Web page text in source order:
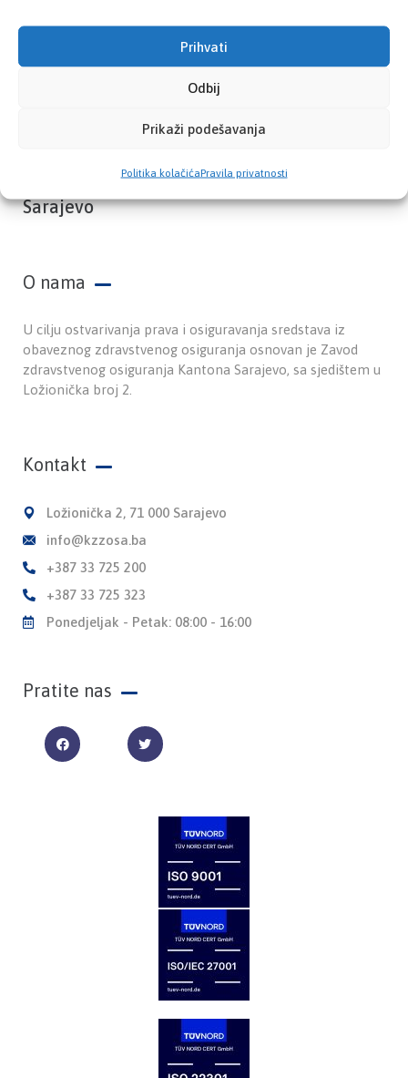
Prihvati
Odbij
Prikaži podešavanja
Politika kolačićaPravila privatnosti
Zavod zdravstvenog osiguranja Kantona
Sarajevo
O nama
U cilju ostvarivanja prava i osiguravanja sredstava iz
obaveznog zdravstvenog osiguranja osnovan je Zavod
zdravstvenog osiguranja Kantona Sarajevo, sa sjedištem u
Ložionička broj 2.
Kontakt
Ložionička 2, 71 000 Sarajevo
info@kzzosa.ba
+387 33 725 200
+387 33 725 323
Ponedjeljak - Petak: 08:00 - 16:00
Pratite nas